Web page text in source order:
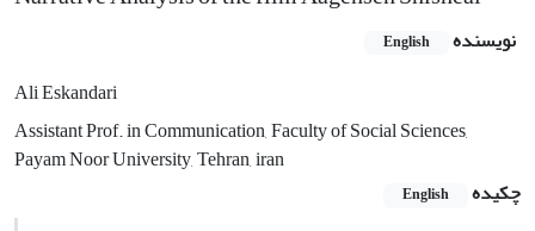
نویسنده English
Ali Eskandari
Assistant Prof. in Communication, Faculty of Social Sciences,
Payam Noor University, Tehran, iran
چکیده
English